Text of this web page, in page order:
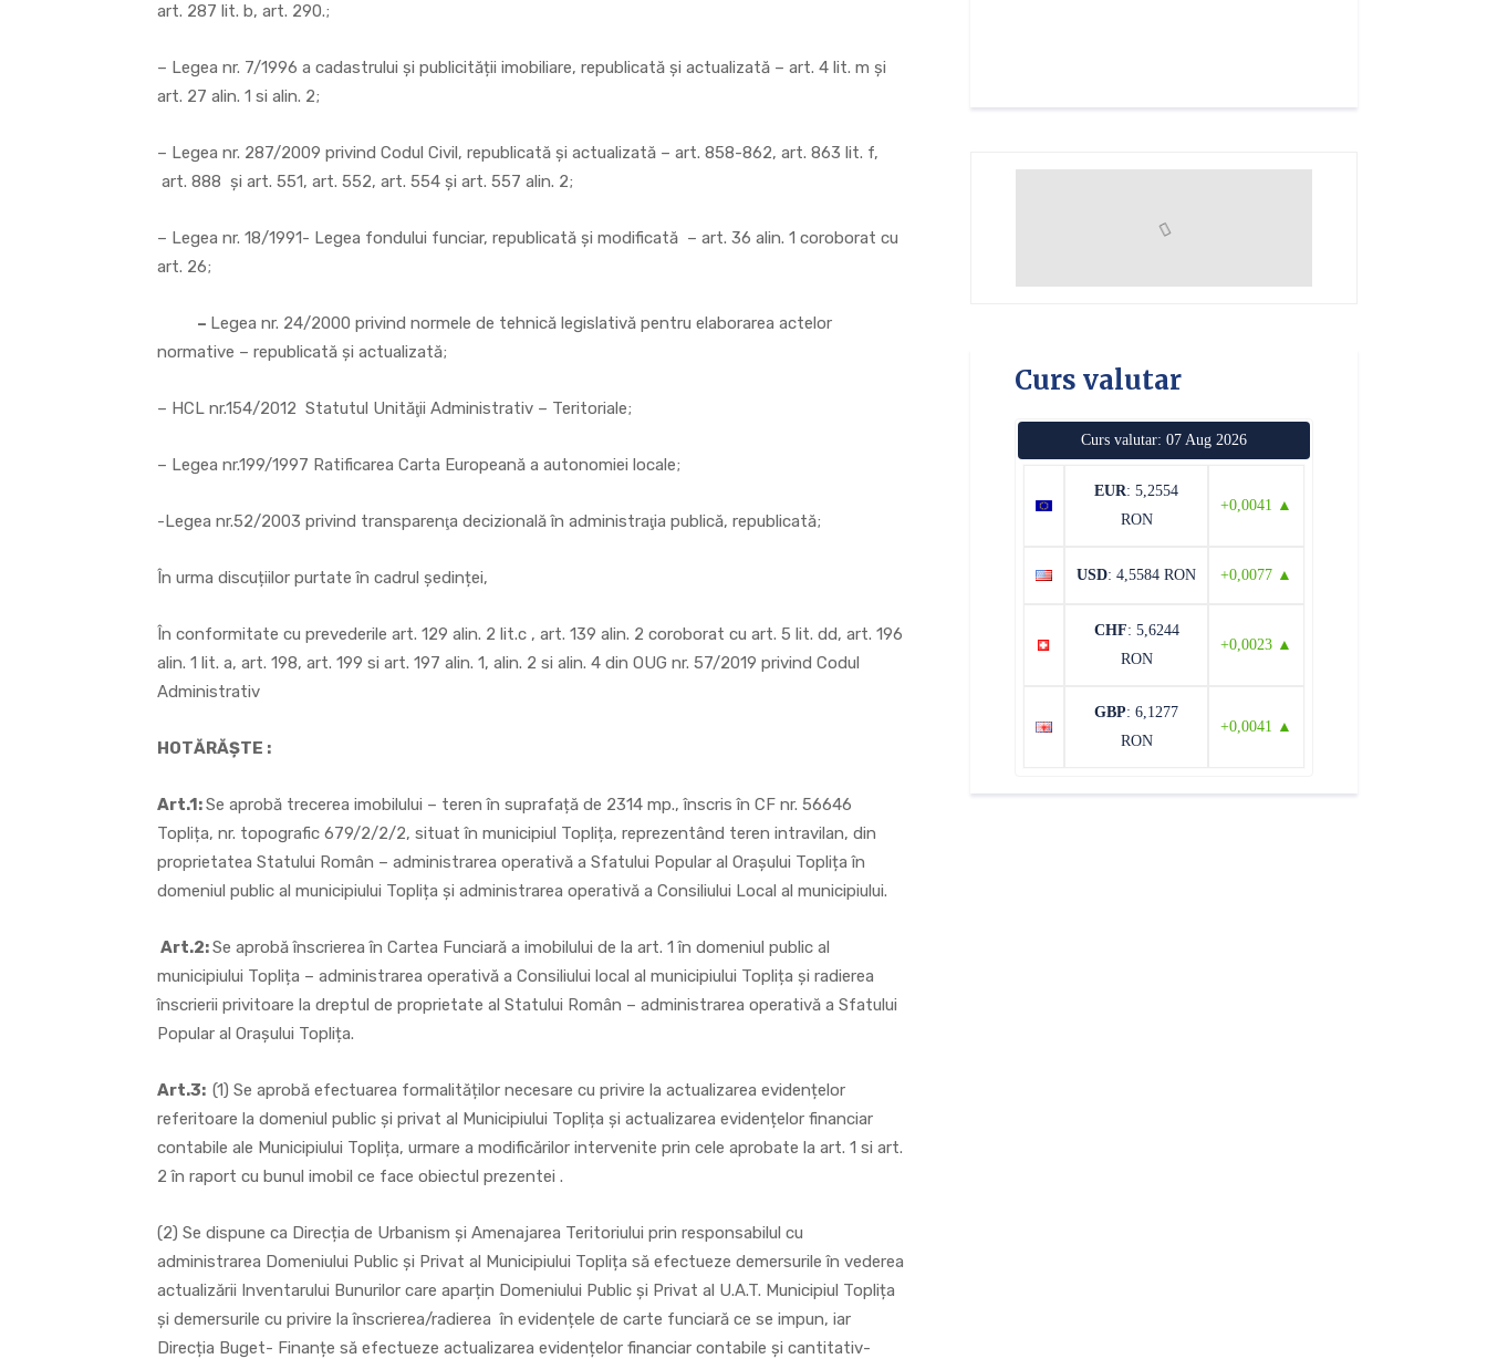
art. 287 lit. b, art. 290.;
– Legea nr. 7/1996 a cadastrului și publicității imobiliare, republicată și actualizată – art. 4 lit. m și
art. 27 alin. 1 si alin. 2;
– Legea nr. 287/2009 privind Codul Civil, republicată și actualizată – art. 858-862, art. 863 lit. f,
art. 888 și art. 551, art. 552, art. 554 și art. 557 alin. 2;
– Legea nr. 18/1991- Legea fondului funciar, republicată și modificată – art. 36 alin. 1 coroborat cu
art. 26;
– Legea nr. 24/2000 privind normele de tehnică legislativă pentru elaborarea actelor
normative – republicată şi actualizată;
– HCL nr.154/2012 Statutul Unităţii Administrativ – Teritoriale;
– Legea nr.199/1997 Ratificarea Carta Europeană a autonomiei locale;
-Legea nr.52/2003 privind transparenţa decizională în administraţia publică, republicată;
În urma discuțiilor purtate în cadrul ședinței,
În conformitate cu prevederile art. 129 alin. 2 lit.c , art. 139 alin. 2 coroborat cu art. 5 lit. dd, art. 196
alin. 1 lit. a, art. 198, art. 199 si art. 197 alin. 1, alin. 2 si alin. 4 din OUG nr. 57/2019 privind Codul
Administrativ
HOTĂRĂȘTE :
Art.1:Se aprobă trecerea imobilului – teren în suprafață de 2314 mp., înscris în CF nr. 56646
Toplița, nr. topografic 679/2/2/2, situat în municipiul Toplița, reprezentând teren intravilan, din
proprietatea Statului Român – administrarea operativă a Sfatului Popular al Orașului Toplița în
domeniul public al municipiului Toplița și administrarea operativă a Consiliului Local al municipiului.
Art.2:Se aprobă înscrierea în Cartea Funciară a imobilului de la art. 1 în domeniul public al
municipiului Toplița – administrarea operativă a Consiliului local al municipiului Toplița și radierea
înscrierii privitoare la dreptul de proprietate al Statului Român – administrarea operativă a Sfatului
Popular al Orașului Toplița.
Art.3: (1) Se aprobă efectuarea formalităților necesare cu privire la actualizarea evidențelor
referitoare la domeniul public și privat al Municipiului Toplița și actualizarea evidențelor financiar
contabile ale Municipiului Toplița, urmare a modificărilor intervenite prin cele aprobate la art. 1 si art.
2 în raport cu bunul imobil ce face obiectul prezentei .
(2) Se dispune ca Direcția de Urbanism și Amenajarea Teritoriului prin responsabilul cu
administrarea Domeniului Public și Privat al Municipiului Toplița să efectueze demersurile în vederea
actualizării Inventarului Bunurilor care aparțin Domeniului Public și Privat al U.A.T. Municipiul Toplița
și demersurile cu privire la înscrierea/radierea în evidențele de carte funciară ce se impun, iar
Direcția Buget- Finanțe să efectueze actualizarea evidențelor financiar contabile și cantitativ-
Curs valutar
Curs valutar: 07 Aug 2026
EUR: 5,2554
RON
+0,0041 ▲
USD: 4,5584 RON +0,0077 ▲
CHF: 5,6244
RON
+0,0023 ▲
GBP: 6,1277
RON
+0,0041 ▲